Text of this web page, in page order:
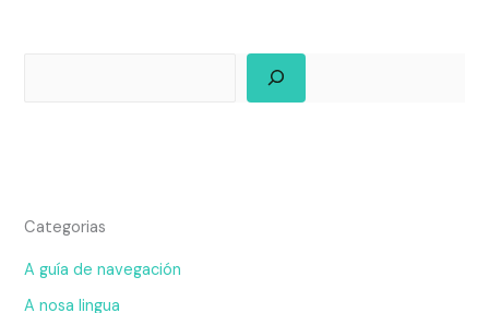
Categorias
A guía de navegación
A nosa lingua